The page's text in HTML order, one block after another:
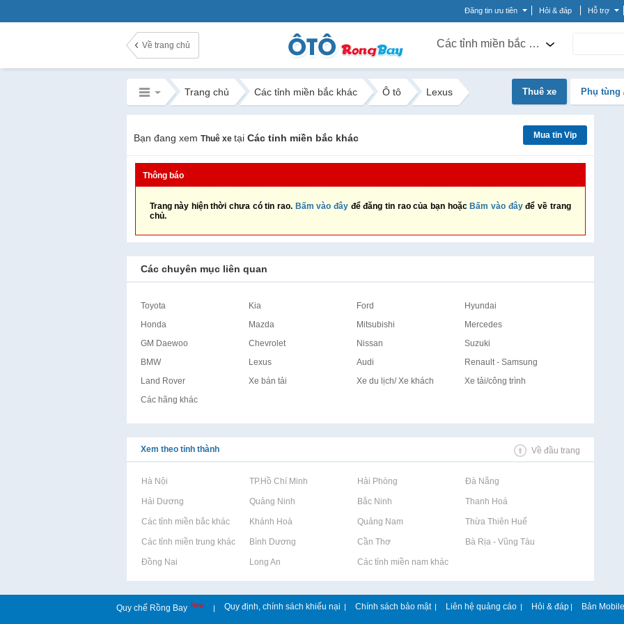
Đăng tin ưu tiên Hỏi & đáp Hỗ trợ
Về trang chủ Các tỉnh miền bắc khác
Trang chủ Các tỉnh miền bắc khác Ô tô Lexus Thuê xe Phụ
Bạn đang xem Thuê xe tại Các tỉnh miền bắc khác Mua tin Vip
Thông báo
Trang này hiện thời chưa có tin rao. Bấm vào đây để đăng tin rao của bạn hoặc Bấm vào đâyđể về trang
chủ.
Các chuyên mục liên quan
Toyota Kia Ford
Hyundai
Honda
Mazda Mitsubishi
Mercedes
GM Daewoo
Chevrolet Nissan
Suzuki
BMW
Lexus Audi
Renault - Samsung
Land Rover
Xe bán tải Xe du lịch/ Xe khách
Xe tải/công trình
Các hãng khác
Xem theo tỉnh thành Về đầu trang
Rao vặt tại Hà Nội Rao vặt tại TP.Hồ Chí Minh Rao vặt tại Hải Phòng Rao vặt tại Đà Nẵng
Rao vặt tại Hải Dương Rao vặt tại Quảng Ninh Rao vặt tại Bắc Ninh Rao vặt tại Thanh Hoá
Rao vặt tại Các tỉnh miền bắc khácRao vặt tại Khánh Hoà Rao vặt tại Quảng Nam Rao vặt tại Thừa Thiên Huế
Rao vặt tại Các tỉnh miền trung khácRao vặt tại Bình Dương Rao vặt tại Cần Thơ Rao vặt tại Bà Rịa - Vũng Tàu
Rao vặt tại Đồng Nai Rao vặt tại Long An Rao vặt tại Các tỉnh miền nam khác
Quy chế Rồng Bay New | Quy định, chính sách khiếu nại | Chính sách bảo mật | Liên hệ quảng cáo | Hỏi & đáp | Bản Mobile